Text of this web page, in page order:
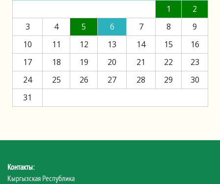
1
2
3
4 5 6 7 8
9
10
11 12 13 14 15
16
17
18 19 20 21 22
23
24
25 26 27 28 29
30
31
Контакты:
Кыргызская Республика